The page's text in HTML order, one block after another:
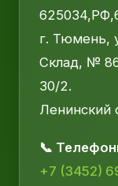
г. Тюмень,
Склад, №
30/2.
Ленинский
📞
+7 (3452)